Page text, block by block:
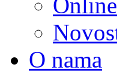
O nama